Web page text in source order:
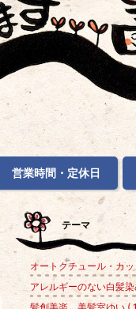
テーマ
オートクチュール・カ
アレルギーのない白髪染
営業時間・定休日